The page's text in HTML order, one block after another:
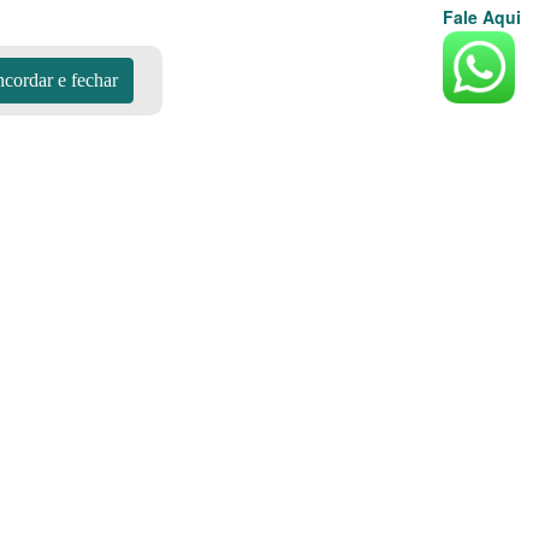
Fale Aqui
e fechar